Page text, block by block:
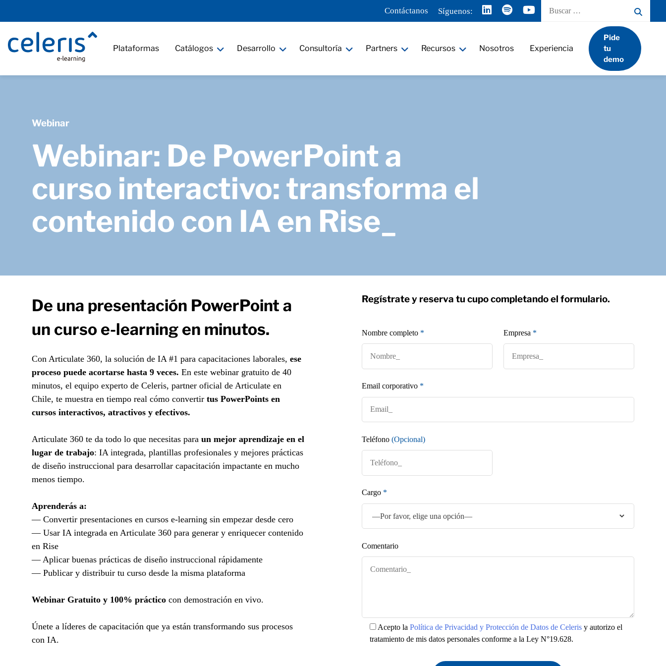
Contáctanos Síguenos:
Buscar
Plataformas Catálogos Desarrollo Consultoría Partners Recursos Nosotros Experiencia
Pide
tu
demo
Webinar
Webinar: De PowerPoint a
curso interactivo: transforma el
contenido con IA en Rise_
De una presentación PowerPoint a
un curso e-learning en minutos.
Con Articulate 360, la solución de IA #1 para capacitaciones laborales, ese
proceso puede acortarse hasta 9 veces. En este webinar gratuito de 40
minutos, el equipo experto de Celeris, partner oficial de Articulate en
Chile, te muestra en tiempo real cómo convertir tus PowerPoints en
cursos interactivos, atractivos y efectivos.
Articulate 360 te da todo lo que necesitas para un mejor aprendizaje en el
lugar de trabajo: IA integrada, plantillas profesionales y mejores prácticas
de diseño instruccional para desarrollar capacitación impactante en mucho
menos tiempo.
Aprenderás a:
— Convertir presentaciones en cursos e-learning sin empezar desde cero
— Usar IA integrada en Articulate 360 para generar y enriquecer contenido
en Rise
— Aplicar buenas prácticas de diseño instruccional rápidamente
— Publicar y distribuir tu curso desde la misma plataforma
Webinar Gratuito y 100% práctico con demostración en vivo.
Únete a líderes de capacitación que ya están transformando sus procesos
con IA.
Regístrate y reserva tu cupo completando el formulario.
Nombre completo * Empresa *
Email corporativo *
Teléfono (Opcional)
Cargo *
Comentario
Acepto la Política de Privacidad y Protección de Datos de Celerisy autorizo el
tratamiento de mis datos personales conforme a la Ley N°19.628.